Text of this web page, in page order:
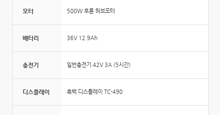
모터 500W 후륜 허브모터
배터리 36V 12.9Ah
충전기 일반충전기 42V 3A (5시간)
디스플레이 흑백 디스플레이 TC-490